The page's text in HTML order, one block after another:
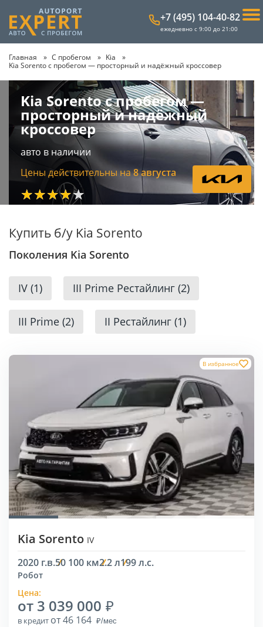
+7 (495) 104-40-82
ежедневно с 9:00 до 21:00
Главная С пробегом
Kia
Kia Sorento с пробегом — просторный и надёжный кроссовер
Kia Sorento с пробегом —
просторный и надёжный
кроссовер
авто в наличии
Цены действительны на8 августа
★★★★★
Купить б/у Kia Sorento
Поколения Kia Sorento
IV (1) III Prime Рестайлинг (2)
III Prime (2) II Рестайлинг (1)
В избранное
Kia Sorento IV
2020 г.в.50 100 км2.2 л199 л.с.
Робот
Цена:
от 3 039 000
в кредит от 46 164